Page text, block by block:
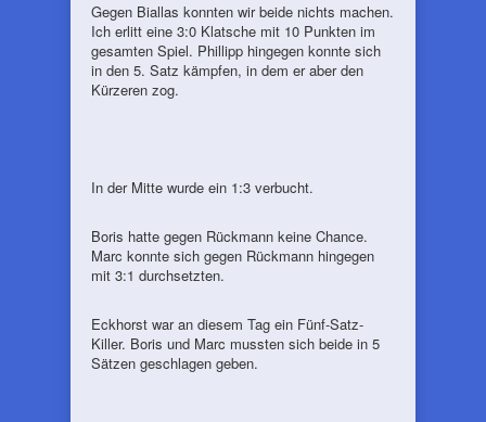
Gegen Biallas konnten wir beide nichts machen.
Ich erlitt eine 3:0 Klatsche mit 10 Punkten im
gesamten Spiel. Phillipp hingegen konnte sich
in den 5. Satz kämpfen, in dem er aber den
Kürzeren zog.
In der Mitte wurde ein 1:3 verbucht.
Boris hatte gegen Rückmann keine Chance.
Marc konnte sich gegen Rückmann hingegen
mit 3:1 durchsetzten.
Eckhorst war an diesem Tag ein Fünf-Satz-
Killer. Boris und Marc mussten sich beide in 5
Sätzen geschlagen geben.